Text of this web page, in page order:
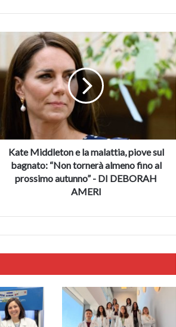
Middleton
malattia,
tornerà
almeno
Kate Middleton e la malattia, piove sul
bagnato: “Non tornerà almeno fino al
prossimo autunno” - DI DEBORAH
AMERI